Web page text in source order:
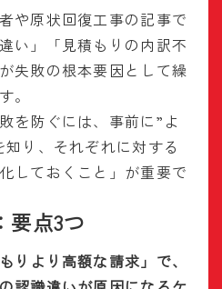
や原状回復工事の記事で
い」「見積もりの内訳不
失敗の根本要因として繰
。
を防ぐには、事前に”よ
り、それぞれに対する
しておくこと」が重要で
要点3つ
りより高額な請求」で、